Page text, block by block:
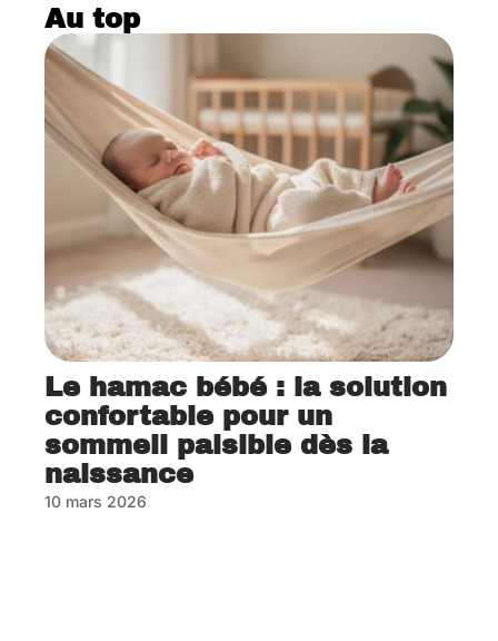
Au top
Le hamac bébé : la solution
confortable pour un
sommeil paisible dès la
naissance
10 mars 2026